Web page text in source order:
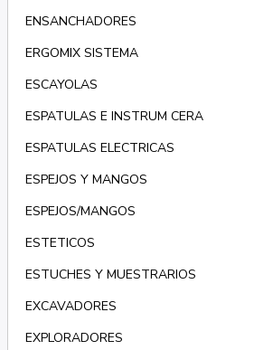
ENSANCHADORES
ERGOMIX SISTEMA
ESCAYOLAS
ESPATULAS E INSTRUM CERA
ESPATULAS ELECTRICAS
ESPEJOS Y MANGOS
ESPEJOS/MANGOS
ESTETICOS
ESTUCHES Y MUESTRARIOS
EXCAVADORES
EXPLORADORES